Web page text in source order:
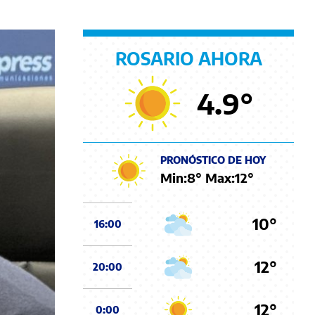
ROSARIO AHORA
4.9°
PRONÓSTICO DE HOY
Min:8° Max:12°
16:00 10°
20:00 12°
0:00 12°